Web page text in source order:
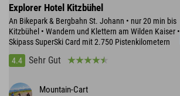
Explorer Hotel Kitzbühel
An Bikepark & Bergbahn St. Johann • nur 20 min bis
Kitzbühel • Wandern und Klettern am Wilden Kaiser •
Skipass SuperSki Card mit 2.750 Pistenkilometern
4.4
Sehr Gut
Mountain-Cart